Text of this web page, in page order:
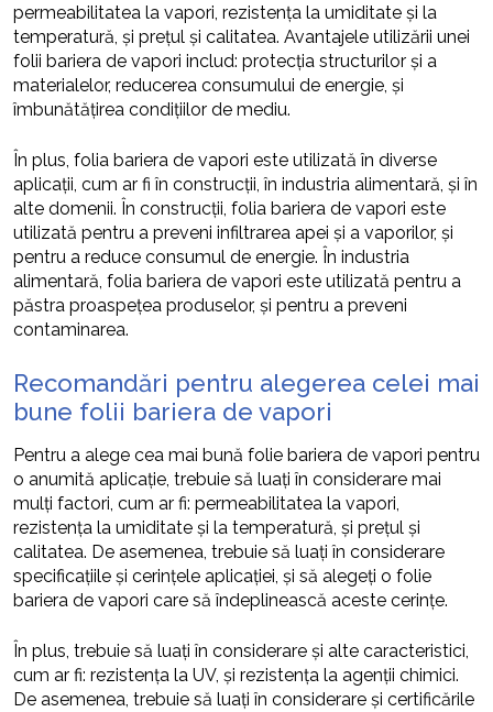
permeabilitatea la vapori, rezistența la umiditate și la
temperatură, și prețul și calitatea. Avantajele utilizării unei
folii bariera de vapori includ: protecția structurilor și a
materialelor, reducerea consumului de energie, și
îmbunătățirea condițiilor de mediu.
În plus, folia bariera de vapori este utilizată în diverse
aplicații, cum ar fi în construcții, în industria alimentară, și în
alte domenii. În construcții, folia bariera de vapori este
utilizată pentru a preveni infiltrarea apei și a vaporilor, și
pentru a reduce consumul de energie. În industria
alimentară, folia bariera de vapori este utilizată pentru a
păstra proaspețea produselor, și pentru a preveni
contaminarea.
Recomandări pentru alegerea celei mai
bune folii bariera de vapori
Pentru a alege cea mai bună folie bariera de vapori pentru
o anumită aplicație, trebuie să luați în considerare mai
mulți factori, cum ar fi: permeabilitatea la vapori,
rezistența la umiditate și la temperatură, și prețul și
calitatea. De asemenea, trebuie să luați în considerare
specificațiile și cerințele aplicației, și să alegeți o folie
bariera de vapori care să îndeplinească aceste cerințe.
În plus, trebuie să luați în considerare și alte caracteristici,
cum ar fi: rezistența la UV, și rezistența la agenții chimici.
De asemenea, trebuie să luați în considerare și certificările